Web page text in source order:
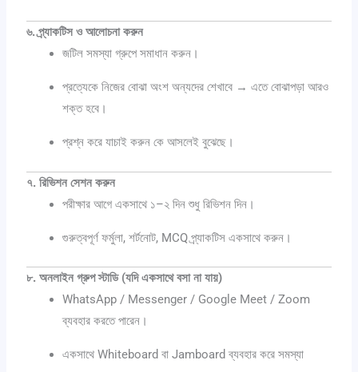
৬. প্র্যাকটিস ও আলোচনা করুন
জটিল সমস্যা গ্রুপে সমাধান করুন।
প্রত্যেকে নিজের বোঝা অংশ অন্যদের শেখাবে → এতে বোঝাপড়া আরও
শক্ত হবে।
প্রশ্ন করে যাচাই করুন কে আসলেই বুঝেছে।
৭. রিভিশন সেশন করুন
পরীক্ষার আগে একসাথে ১–২ দিন শুধু রিভিশন দিন।
গুরুত্বপূর্ণ ফর্মুলা, শর্টনোট, MCQ প্র্যাকটিস একসাথে করুন।
৮. অনলাইন গ্রুপ স্টাডি (যদি একসাথে বসা না যায়)
WhatsApp / Messenger / Google Meet / Zoom
ব্যবহার করতে পারেন।
একসাথে Whiteboard বা Jamboard ব্যবহার করে সমস্যা